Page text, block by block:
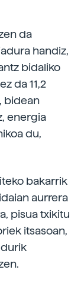
da
handiz,
bidaliko
da 11,2
bidean
energia
du,
bakarrik
aurrera
pisua txikitu
itsasoan,